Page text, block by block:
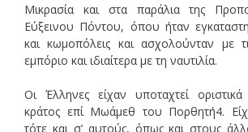
Μικρασία και στα παράλια της
Εύξεινου Πόντου, όπου ήταν
και κωμοπόλεις και ασχολούνταν με
εμπόριο και ιδιαίτερα με τη ναυτιλία.
Οι Έλληνες είχαν υποταχτεί
κράτος επί Μωάμεθ του Πορθητή4.
τότε και σ’ αυτούς, όπως και στους